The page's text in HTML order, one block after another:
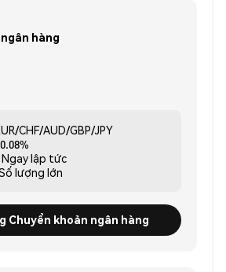
hàng
CHF/AUD/GBP/JPY
0.08%
Ngay lập tức
lượng lớn
Chuyển khoản ngân hàng